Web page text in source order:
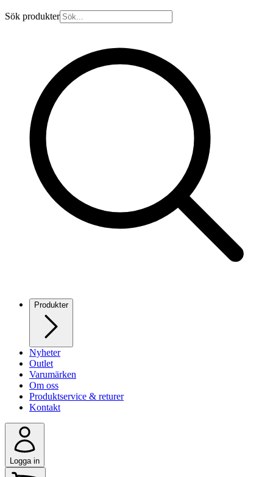
Sök produkter
Produkter
Nyheter
Outlet
Varumärken
Om oss
Produktservice & returer
Kontakt
Logga in